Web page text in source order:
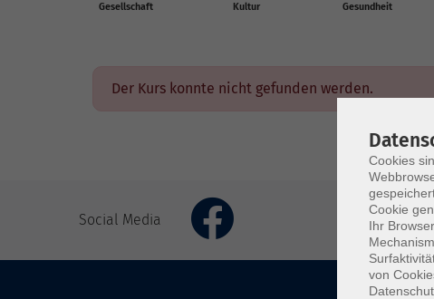
Gesellschaft Kultur Gesundheit
Der Kurs konnte nicht gefunden werden.
Social Media
Cookies
Cookie
Ihr
von